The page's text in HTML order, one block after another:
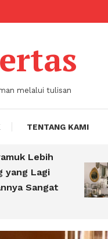
melalui tulisan
TENTANG KAMI
Lebih
Lagi
Sangat